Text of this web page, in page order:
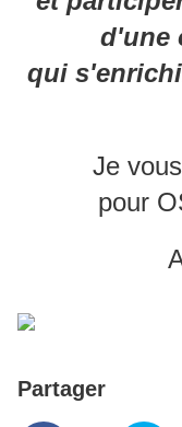
d'une
qui
Je
pour
Partager